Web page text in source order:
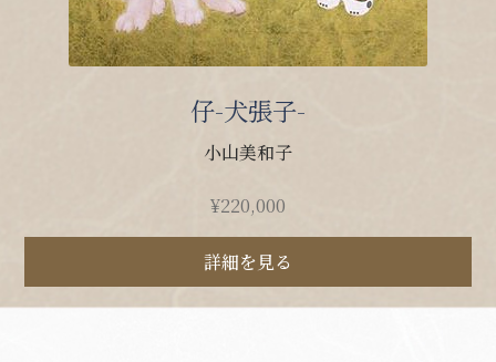
仔-犬張子-
小山美和子
¥220,000
詳細を見る